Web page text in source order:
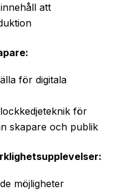
att
för digitala
för
skapare och publik
möjligheter